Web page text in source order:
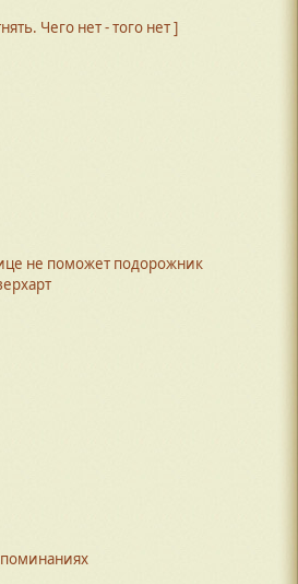
Чего нет - того нет ]
не поможет подорожник